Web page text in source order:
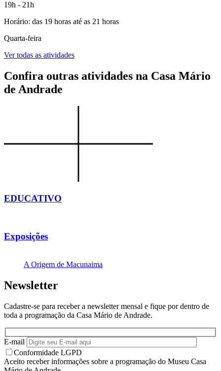
19h - 21h
Horário: das 19 horas até as 21 horas
Quarta-feira
Ver todas as atividades
Confira outras atividades na Casa Mário
de Andrade
EDUCATIVO
Exposições
A Origem de Macunaima
Newsletter
Cadastre-se para receber a newsletter mensal e fique por dentro de
toda a programação da Casa Mário de Andrade.
E-mail
Conformidade LGPD
Aceito receber informações sobre a programação do Museu Casa